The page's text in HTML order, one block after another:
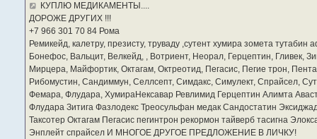
КУПЛЮ МЕДИКАМЕНТЫ....
ДОРОЖЕ ДРУГИХ !!!
‪+7 966 301 70 84‬ Рома
Ремикейд, калетру, презисту, труваду ,сутент хумира зомета
Бонефос, Вальцит, Велкейд, , Вотриент, Неорал, Герцептин, Гливек,
Мирцера, Майфортик, Октагам, Октреотид, Пегасис, Пегие трон,
Рибомустин, Сандиммун, Селлсепт, Симдакс, Симулект, Спрайсел,
Фемара, Флудара, ХумираНексавар Ревлимид Герцептин Алимта
Флудара Зитига Фазлодекс Треосульфан медак Сандостатин
Таксотер Октагам Пегасис пегинтрон рекормон тайверб тасигна
Энплейт спрайсел И МНОГОЕ ДРУГОЕ ПРЕДЛОЖЕНИЕ В ЛИЧКУ!